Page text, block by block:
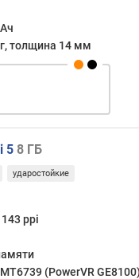
толщина 14 мм
5 8 ГБ
ударостойкие
ppi
(PowerVR